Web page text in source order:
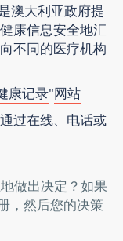
澳大利亚政府提
康信息安全地汇
不同的医疗机构
康记录"网站
过在线、电话或
做出决定？如果
，然后您的决策